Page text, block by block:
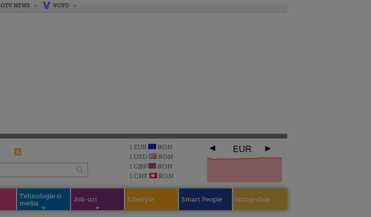
NEWS VOYO
1 EUR
RON
1 USD
RON
1 GBP
RON
1 CHF
RON
EUR
Tehnologie si
media
Job-uri Lifestyle Smart People Infografice